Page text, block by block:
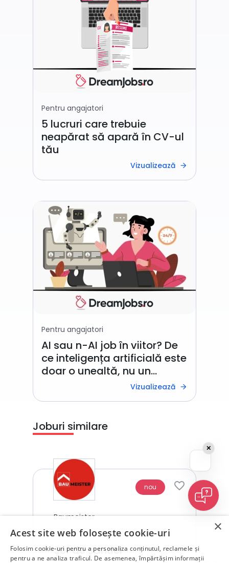
Pentru angajatori
5 lucruri care trebuie
neapărat să apară în CV-ul
tău
Vizualizează arrow_forward
Pentru angajatori
AI sau n-AI job în viitor? De
ce inteligența artificială este
doar o unealtă, nu un
Vizualizează arrow_forward
Joburi similare
nou
Baumeister
Șef de șantier
✕
×
Acest site web folosește cookie-uri
Folosim cookie-uri pentru a personaliza conținutul, reclamele și
pentru a ne analiza traficul. De asemenea, împărtășim informații